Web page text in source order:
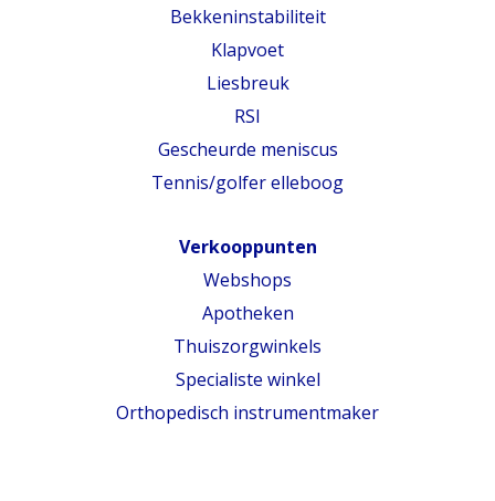
Bekkeninstabiliteit
Klapvoet
Liesbreuk
RSI
Gescheurde meniscus
Tennis/golfer elleboog
Verkooppunten
Webshops
Apotheken
Thuiszorgwinkels
Specialiste winkel
Orthopedisch instrumentmaker